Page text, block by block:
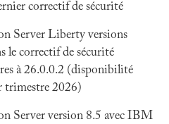
correctif de sécurité
Server Liberty versions
le correctif de sécurité
à 26.0.0.2 (disponibilité
trimestre 2026)
Server version 8.5 avec IBM